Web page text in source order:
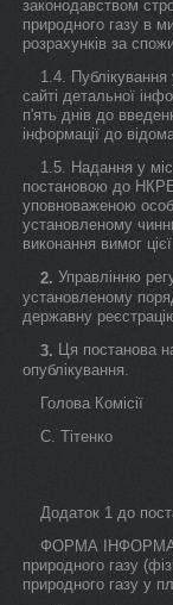
законодавством
природного газу в
розрахунків за
1.4. Публікування
сайті детальної
п'ять днів до
інформації до
1.5. Надання у
постановою до НКРЕ
уповноваженою
установленому
виконання вимог
2. Управлінню
установленому
державну
3. Ця постанова
опублікування.
Голова Комісії
С. Тітенко
Додаток 1 до
ФОРМА
природного газу
природного газу у